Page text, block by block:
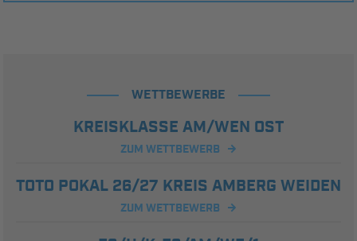
WETTBEWERBE
KREISKLASSE AM/WEN OST
ZUM WETTBEWERB
TOTO POKAL 26/27 KREIS AMBERG WEIDEN
ZUM WETTBEWERB